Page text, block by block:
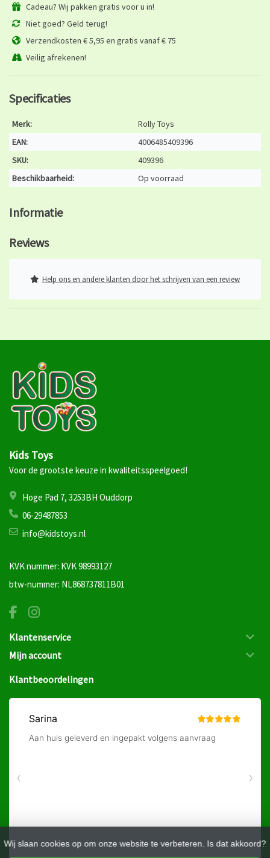
Wij slaan cookies op om onze website te verbeteren. Is dat akkoord?
Cadeau? Wij pakken gratis voor u in!
Niet goed? Geld terug!
Verzendkosten € 5,95 en gratis vanaf € 75
Veilig afrekenen!
Specificaties
Merk:
Rolly Toys
EAN:
4006485409396
SKU:
409396
Beschikbaarheid:
Op voorraad
Informatie
Reviews
Help ons en andere klanten door het schrijven van een review
Kids Toys
Voor de grootste keuze in kwaliteitsspeelgoed!
Hoge Pad 7, 3253BH Ouddorp
06-29487853
info@kidstoys.nl
KVK nummer: KVK 98993127
btw-nummer: NL868737811B01
Klantenservice
Mijn account
Klantbeoordelingen